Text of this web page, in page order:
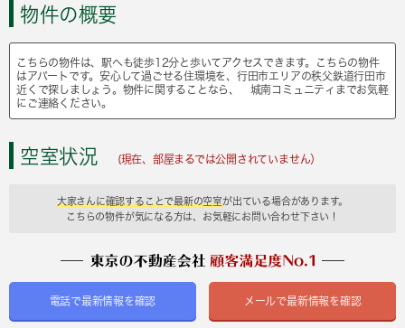
物件の概要
こちらの物件は、駅へも徒歩12分と歩いてアクセスできます。こちらの物件
はアパートです。安心して過ごせる住環境を、行田市エリアの秩父鉄道行田市
近くで探しましょう。物件に関することなら、 城南コミュニティまでお気軽
にご連絡ください。
空室状況 (現在、部屋まるでは公開されていません）
大家さんに確認することで最新の空室が出ている場合があります。
こちらの物件が気になる方は、お気軽にお問い合わせ下さい！
電話で最新情報を確認 メールで最新情報を確認